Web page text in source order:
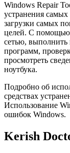
Windows Repair
устранения
загрузки самых
целей. С
сетью, выполнить
программ,
просмотреть
ноутбука.
Подробно об
средствах
Использование
ошибок Windows.
Kerish